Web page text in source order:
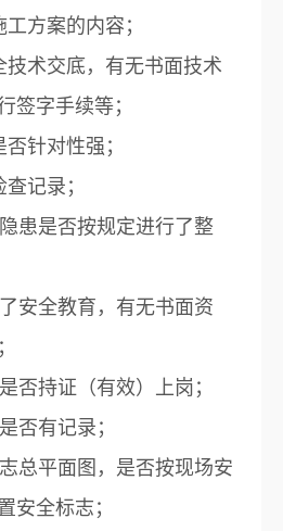
方案的内容；
术交底，有无书面技术
签字手续等；
针对性强；
记录；
患是否按规定进行了整
安全教育，有无书面资
否持证（有效）上岗；
否有记录；
总平面图，是否按现场安
安全标志；